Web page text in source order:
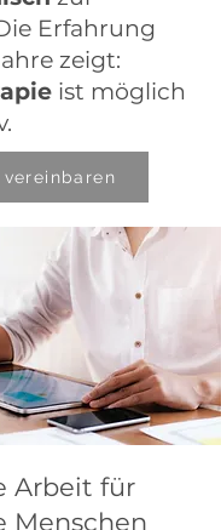
Erfahrung
zeigt:
ist möglich
vereinbaren
Arbeit für
Menschen